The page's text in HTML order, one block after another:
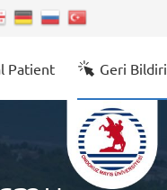
Patient Geri